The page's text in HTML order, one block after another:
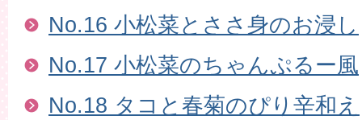
No.16 小松菜とささ身のお浸し
No.17 小松菜のちゃんぷるー風
No.18 タコと春菊のぴり辛和え